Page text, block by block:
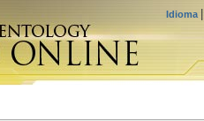
Idioma